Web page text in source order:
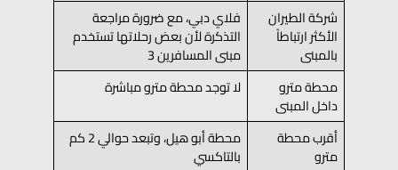
شركة الطيران
الأكثر ارتباطاً
بالمبنى
فلاي دبي، مع ضرورة مراجعة
التذكرة لأن بعض رحلاتها تستخدم
مبنى المسافرين 3
محطة مترو
داخل المبنى
لا توجد محطة مترو مباشرة
أقرب محطة
مترو
محطة أبو هيل، وتبعد حوالي 2 كم
بالتاكسي